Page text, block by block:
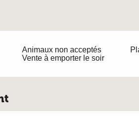
Animaux non acceptés
Vente à emporter le soir